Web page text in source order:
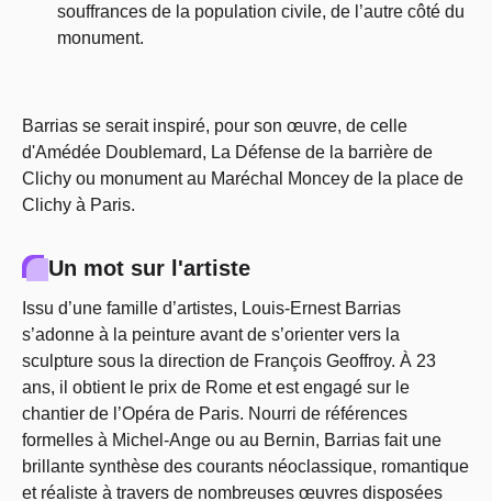
souffrances de la population civile, de l’autre côté du
monument.
Barrias se serait inspiré, pour son œuvre, de celle
d'Amédée Doublemard, La Défense de la barrière de
Clichy ou monument au Maréchal Moncey de la place de
Clichy à Paris.
Un mot sur l'artiste
Issu d’une famille d’artistes, Louis-Ernest Barrias
s’adonne à la peinture avant de s’orienter vers la
sculpture sous la direction de François Geoffroy. À 23
ans, il obtient le prix de Rome et est engagé sur le
chantier de l’Opéra de Paris. Nourri de références
formelles à Michel-Ange ou au Bernin, Barrias fait une
brillante synthèse des courants néoclassique, romantique
et réaliste à travers de nombreuses œuvres disposées